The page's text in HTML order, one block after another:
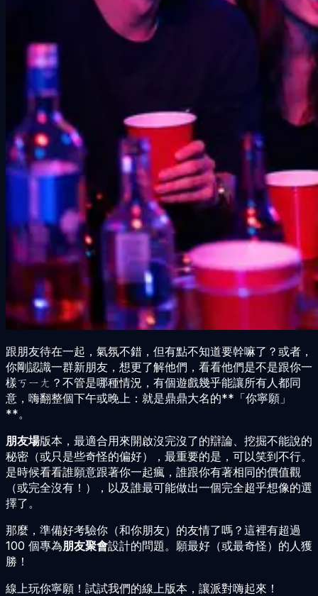
跟朋友待在一起，氣氛不錯，但有點不知道要幹嘛了？或者，
你剛認識一群新朋友，想更了解他們，看看他們是不是跟你一
樣ㄎㄧㄤ？不管是哪種情況，有個遊戲幾乎能讓所有人都同
意，嗨翻整個下午或晚上：就是鼎鼎大名的**「你寧願」
**。
朋友場版本，最適合用來開啟沒完沒了的辯論、挖掘不能說的
秘密（或只是些奇怪的偏好），最重要的是，可以笑到不行。
是時候看看誰願意跟著你一起瘋，誰跟你有著相同的價值觀
（或完全沒有！），以及誰最可能做出一個完全超乎想像的選
擇了。
那麼，準備好考驗你（和你朋友）的友情了嗎？這裡有超過
100 個專為朋友聚會設計的問題。願最好（或最奇怪）的人獲
勝！
線上玩你寧願！試試我們的線上版本，讓派對嗨起來！